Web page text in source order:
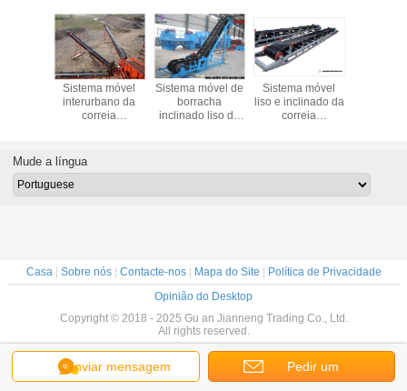
de
minério
Sistema móvel
interurbano da
correia
Transpotation
Sistema móvel de
borracha
inclinado liso da
carvão da grão
Sistema móvel
liso e inclinado da
correia
do caminhão
Enviar mensagem Pedir um
Mude a língua
Casa| Sobre nós| Contacte-nos| Mapa do Site | Política de Privacidade
Opinião do Desktop
Copyright © 2018 - 2025 Gu an Jianneng Trading Co., Ltd.
All rights reserved.